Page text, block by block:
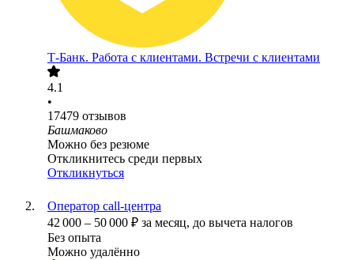
Т-Банк. Работа с клиентами. Встречи с клиентами
4.1
•
17479 отзывов
Башмаково
Можно без резюме
Откликнитесь среди первых
Откликнуться
Оператор call-центра
42 000 – 50 000 ₽ за месяц, до вычета налогов
Без опыта
Можно удалённо